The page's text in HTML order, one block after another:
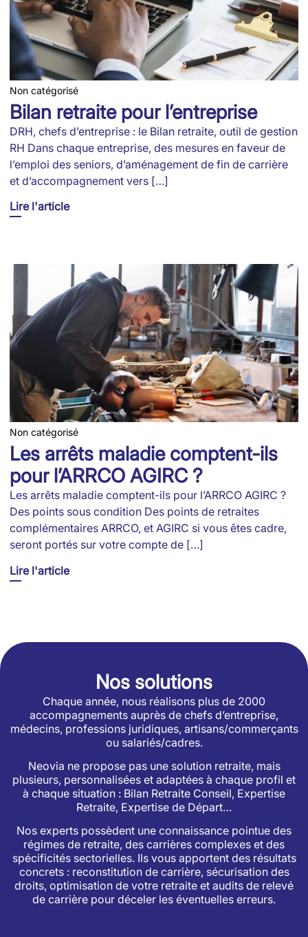
Non catégorisé
Bilan retraite pour l’entreprise
DRH, chefs d’entreprise : le Bilan retraite, outil de gestion
RH Dans chaque entreprise, des mesures en faveur de
l’emploi des seniors, d’aménagement de fin de carrière
et d’accompagnement vers […]
Lire l'article
Non catégorisé
Les arrêts maladie comptent-ils
pour l’ARRCO AGIRC ?
Les arrêts maladie comptent-ils pour l’ARRCO AGIRC ?
Des points sous condition Des points de retraites
complémentaires ARRCO, et AGIRC si vous êtes cadre,
seront portés sur votre compte de […]
Lire l'article
Nos solutions
Chaque année, nous réalisons plus de 2000
accompagnements auprès de chefs d’entreprise,
médecins, professions juridiques, artisans/commerçants
ou salariés/cadres.
Neovia ne propose pas une solution retraite, mais
plusieurs, personnalisées et adaptées à chaque profil et
à chaque situation : Bilan Retraite Conseil, Expertise
Retraite, Expertise de Départ…
Nos experts possèdent une connaissance pointue des
régimes de retraite, des carrières complexes et des
spécificités sectorielles. Ils vous apportent des résultats
concrets : reconstitution de carrière, sécurisation des
droits, optimisation de votre retraite et audits de relevé
de carrière pour déceler les éventuelles erreurs.